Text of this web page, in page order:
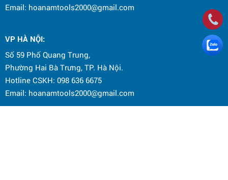
Email: hoanamtools2000@gmail.com
VP HÀ NỘI:
Số 59 Phố Quang Trung,
Phường Hai Bà Trưng, TP. Hà Nội.
Hotline CSKH: 098 636 6675
Email: hoanamtools2000@gmail.com